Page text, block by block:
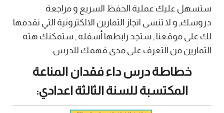
ستسهل عليك عملية الحفظ السريع و مراجعة
دروسك, و لا تنسى انجاز التمارين الالكترونية التي نقدمها
لك على موقعنا , ستجد رابطها أسفله , ستمكنك هته
التمارين من التعرف على مدى فهمك للدرس.
خطاطة درس داء فقدان المناعة
المكتسبة للسنة الثالثة اعدادي: